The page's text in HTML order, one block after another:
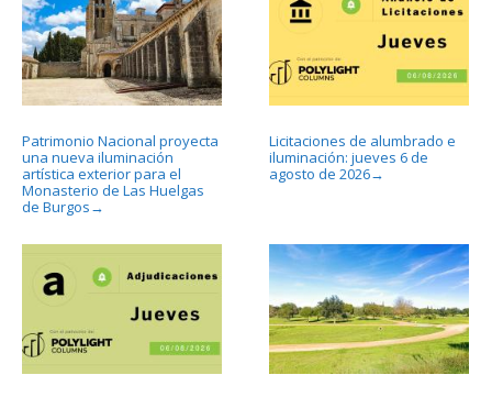
Patrimonio Nacional proyecta
una nueva iluminación
artística exterior para el
Monasterio de Las Huelgas
de Burgos →
Licitaciones de alumbrado e
iluminación: jueves 6 de
agosto de 2026→